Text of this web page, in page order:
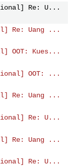
Re: U...
Re: Uang ...
OOT: Kues...
OOT: ...
Re: Uang ...
Re: U...
Re: Uang ...
Re: U...